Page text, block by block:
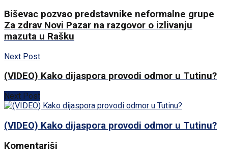
Biševac pozvao predstavnike neformalne grupe
Za zdrav Novi Pazar na razgovor o izlivanju
mazuta u Rašku
Next Post
(VIDEO) Kako dijaspora provodi odmor u Tutinu?
Next Post
(VIDEO) Kako dijaspora provodi odmor u Tutinu?
Komentariši